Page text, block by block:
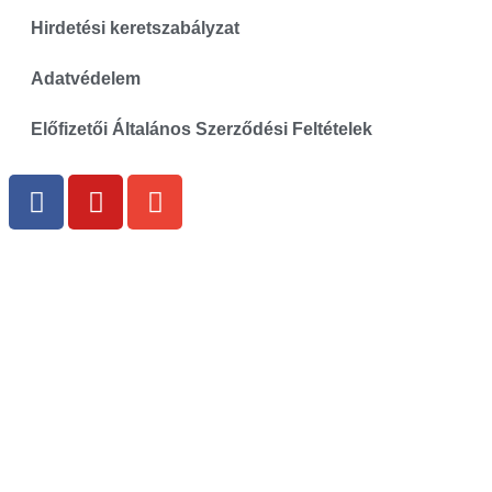
Hirdetési keretszabályzat
Adatvédelem
Előfizetői Általános Szerződési Feltételek